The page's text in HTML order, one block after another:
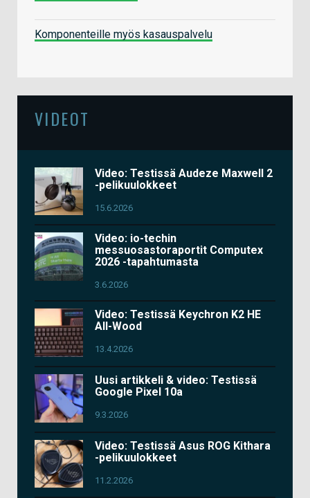
Komponenteille myös kasauspalvelu
VIDEOT
Video: Testissä Audeze Maxwell 2
-pelikuulokkeet
15.6.2026
Video: io-techin
messuosastoraportit Computex
2026 -tapahtumasta
3.6.2026
Video: Testissä Keychron K2 HE
All-Wood
13.4.2026
Uusi artikkeli & video: Testissä
Google Pixel 10a
9.3.2026
Video: Testissä Asus ROG Kithara
-pelikuulokkeet
11.2.2026